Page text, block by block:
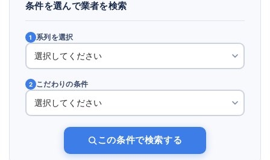
条件を選んで業者を検索
1 系列を選択
2 こだわりの条件
この条件で検索する